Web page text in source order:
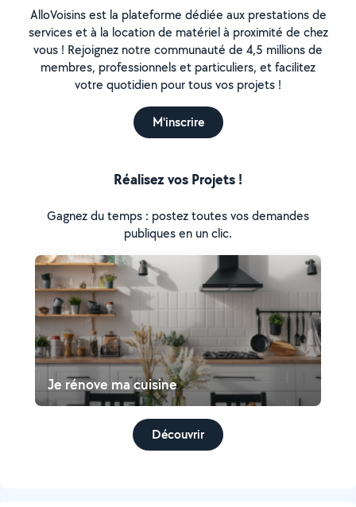
AlloVoisins est la plateforme dédiée aux prestations de
services et à la location de matériel à proximité de chez
vous ! Rejoignez notre communauté de 4,5 millions de
membres, professionnels et particuliers, et facilitez
votre quotidien pour tous vos projets !
M'inscrire
Réalisez vos Projets !
Gagnez du temps : postez toutes vos demandes
publiques en un clic.
Je rénove ma cuisine
Découvrir